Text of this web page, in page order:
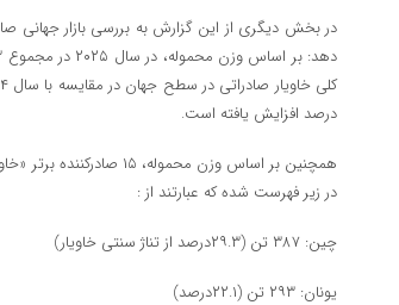
در بخش دیگری از این گزارش به بررسی بازار جهانی
درصد افزایش یافته است.
در زیر فهرست شده‌ که عبارتند از :
چین: ۳۸۷ تن (۲۹.۳درصد از تناژ سنتی خاویار)
یونان: ۲۹۳ تن (۲۲.۱درصد)